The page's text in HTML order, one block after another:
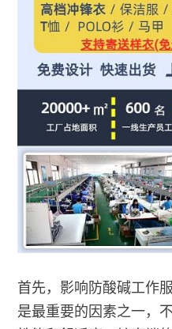
首先，影响防酸碱工作
是最重要的因素之一，